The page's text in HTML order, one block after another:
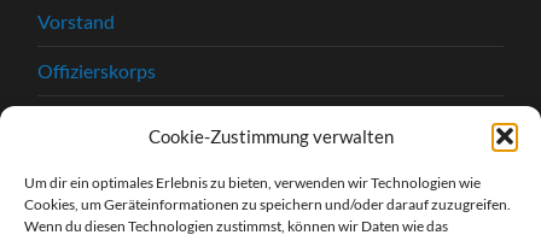
Cookie-Zustimmung verwalten
Um dir ein optimales Erlebnis zu bieten, verwenden wir Technologien wie
Cookies, um Geräteinformationen zu speichern und/oder darauf zuzugreifen.
Wenn du diesen Technologien zustimmst, können wir Daten wie das
Vorstand
Offizierskorps
Beitrittserklärung